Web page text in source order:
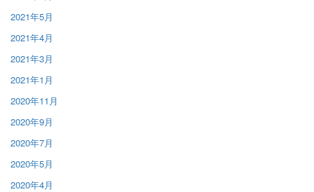
2021年5月
2021年4月
2021年3月
2021年1月
2020年11月
2020年9月
2020年7月
2020年5月
2020年4月